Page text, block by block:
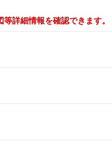
詳細情報を確認できます。